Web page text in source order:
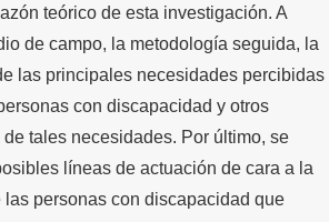
teórico de esta investigación. A
de campo, la metodología seguida, la
las principales necesidades percibidas
con discapacidad y otros
tales necesidades. Por último, se
líneas de actuación de cara a la
personas con discapacidad que